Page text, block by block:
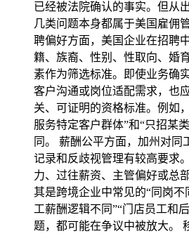
已经被法院确认的事实。但从
几类问题本身都属于美国雇佣
聘偏好方面，美国企业在招聘
籍、族裔、性别、性取向、婚
素作为筛选标准。即使业务确
客户沟通或岗位适配需求，也
关、可证明的资格标准。例如
服务特定客户群体”和“只招某
同。 薪酬公平方面，加州对同
记录和反歧视管理有较高要求
力、过往薪资、主管偏好或总
其是跨境企业中常见的“同岗不
工薪酬逻辑不同”“门店员工和
题，都可能在争议中被放大。